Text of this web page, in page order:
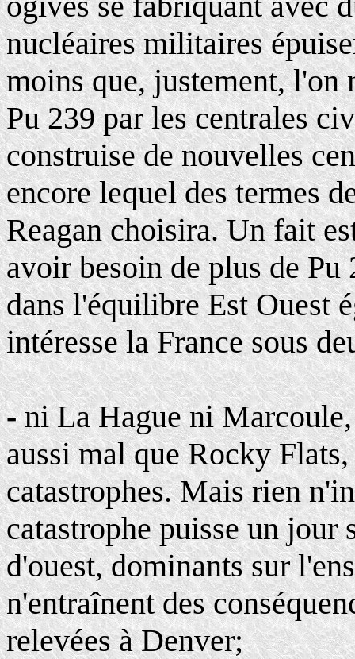
nucléaires militaires
moins que, justement, l'on
Pu 239 par les centrales
construise de nouvelles
encore lequel des termes
Reagan choisira. Un fait
avoir besoin de plus de
dans l'équilibre Est Ouest
intéresse la France sous
-ni La Hague ni
aussi mal que Rocky
catastrophes. Mais rien
catastrophe puisse un jour
d'ouest, dominants sur
n'entraînent des
relevées à Denver;